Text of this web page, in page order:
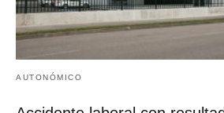
AUTONÓMICO